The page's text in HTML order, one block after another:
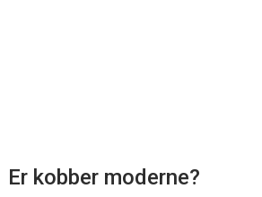
Er kobber moderne?